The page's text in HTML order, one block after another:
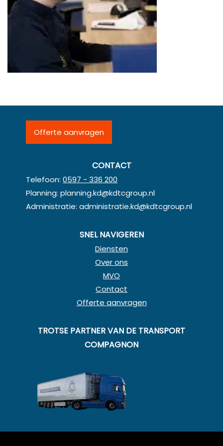
Offerte aanvragen
CONTACT
Telefoon:0597 - 336 200
Planning:planning.kd@kdtcgroup.nl
Administratie:administratie.kd@kdtcgroup.nl
SNEL NAVIGEREN
Diensten
Over ons
MVO
Contact
Offerte aanvragen
TROTSE PARTNER VAN DE TRANSPORT
COMPAGNON